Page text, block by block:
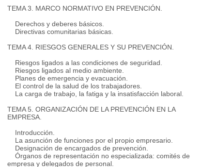
TEMA 3. MARCO NORMATIVO EN PREVENCIÓN.
Derechos y deberes básicos.
Directivas comunitarias básicas.
TEMA 4. RIESGOS GENERALES Y SU PREVENCIÓN.
Riesgos ligados a las condiciones de seguridad.
Riesgos ligados al medio ambiente.
Planes de emergencia y evacuación.
El control de la salud de los trabajadores.
La carga de trabajo, la fatiga y la insatisfacción laboral.
TEMA 5. ORGANIZACIÓN DE LA PREVENCIÓN EN LA
EMPRESA.
Introducción.
La asunción de funciones por el propio empresario.
Designación de encargados de prevención.
Órganos de representación no especializada: comités de
empresa y delegados de personal.